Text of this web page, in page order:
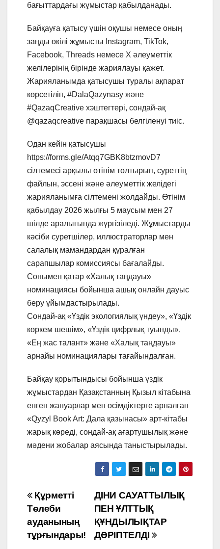
бағыттардағы жұмыстар қабылданады.
Байқауға қатысу үшін оқушы немесе оның
заңды өкілі жұмысты Instagram, TikTok,
Facebook, Threads немесе X əлеуметтік
желілерінің бірінде жариялауы қажет.
Жарияланымда қатысушы туралы ақпарат
көрсетіліп, #DalaQazynasy жəне
#QazaqCreative хэштегтері, сондай-ақ
@qazaqcreative парақшасы белгіленуі тиіс.
Одан кейін қатысушы
https://forms.gle/Atqq7GBK8btzmovD7
сілтемесі арқылы өтінім толтырып, суреттің
файлын, эссені жəне əлеуметтік желідегі
жарияланымға сілтемені жолдайды. Өтінім
қабылдау 2026 жылғы 5 маусым мен 27
шілде аралығында жүргізіледі. Жұмыстарды
кəсіби суретшілер, иллюстраторлар мен
салалық мамандардан құралған
сарапшылар комиссиясы бағалайды.
Сонымен қатар «Халық таңдауы»
номинациясы бойынша ашық онлайн дауыс
беру ұйымдастырылады.
Сондай-ақ «Үздік экологиялық үндеу», «Үздік
көркем шешім», «Үздік цифрлық туынды»,
«Ең жас талант» жəне «Халық таңдауы»
арнайы номинациялары тағайындалған.
Байқау қорытындысы бойынша үздік
жұмыстардан Қазақстанның Қызыл кітабына
енген жануарлар мен өсімдіктерге арналған
«Qyzyl Book Art: Дала қазынасы» арт-кітабы
жарық көреді, сондай-ақ ағартушылық жəне
мəдени жобалар аясында таныстырылады.
Навигация
по
записям
ДІНИ САУАТТЫЛЫҚ
ПЕН ҰЛТТЫҚ
ҚҰНДЫЛЫҚТАР
ДӘРІПТЕЛДІ
Құрметті
Төлеби
ауданының
тұрғындары!